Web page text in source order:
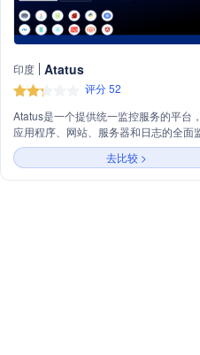
印度 Atatus
评分 52
Atatus是一个提供统一监控服务的平台
应用程序、网站、服务器和日志的全面
通过全栈监控，为诊断和解决应用问题
时、可操作的洞察，帮助识别性能瓶颈
用性能，确保用户获得最佳的数字体验
去比较 >